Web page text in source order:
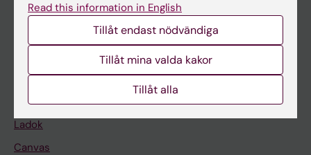
På gång
Nyheter
Student
Ladok
Canvas
Read this information in English
Tillåt endast nödvändiga
Tillåt mina valda kakor
Tillåt alla